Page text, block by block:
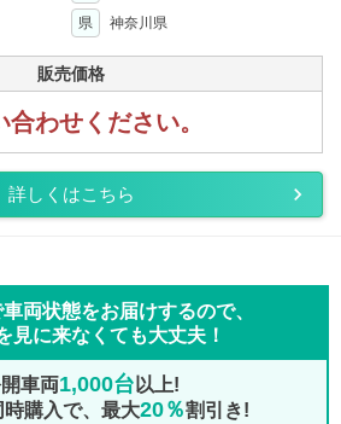
県 神奈川県
販売価格
合わせください。
詳しくはこちら
両状態をお届けするので、
見に来なくても大丈夫！
車両1,000台 以上!
時購入で、最大20％割引き!